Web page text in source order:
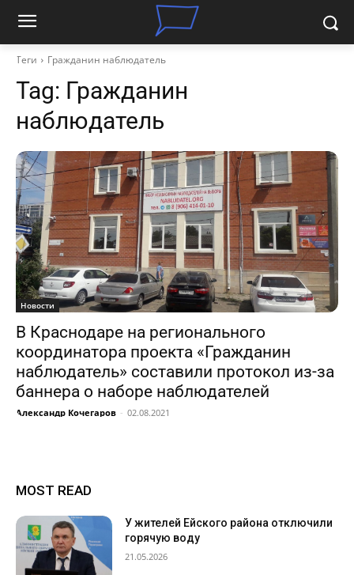
Теги Гражданин наблюдатель
Tag: Гражданин
наблюдатель
Новости
В Краснодаре на регионального
координатора проекта «Гражданин
наблюдатель» составили протокол из-за
баннера о наборе наблюдателей
Александр Кочегаров - 02.08.2021
MOST READ
У жителей Ейского района отключили
горячую воду
21.05.2026